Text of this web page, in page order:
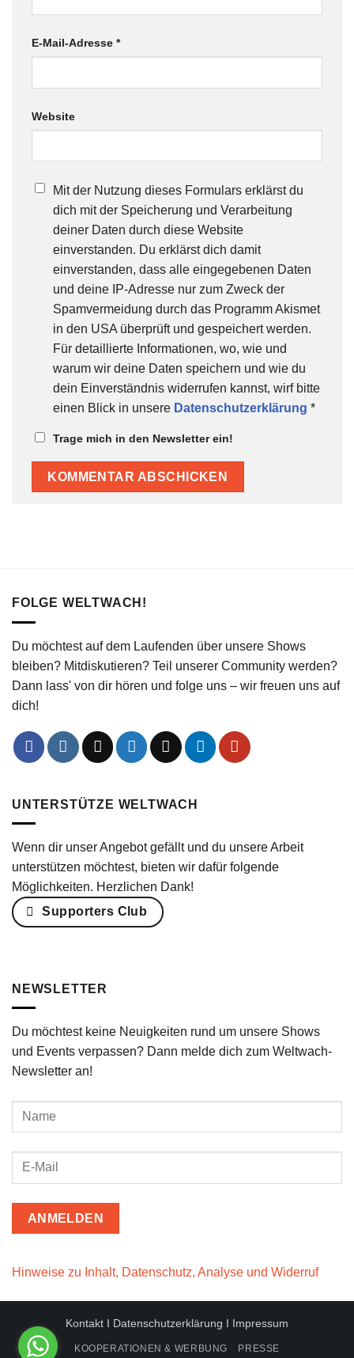
E-Mail-Adresse *
Website
Mit der Nutzung dieses Formulars erklärst du
dich mit der Speicherung und Verarbeitung
deiner Daten durch diese Website
einverstanden. Du erklärst dich damit
einverstanden, dass alle eingegebenen Daten
und deine IP-Adresse nur zum Zweck der
Spamvermeidung durch das Programm Akismet
in den USA überprüft und gespeichert werden.
Für detaillierte Informationen, wo, wie und
warum wir deine Daten speichern und wie du
dein Einverständnis widerrufen kannst, wirf bitte
einen Blick in unsere Datenschutzerklärung *
Trage mich in den Newsletter ein!
FOLGE WELTWACH!
Du möchtest auf dem Laufenden über unsere Shows
bleiben? Mitdiskutieren? Teil unserer Community werden?
Dann lass' von dir hören und folge uns – wir freuen uns auf
dich!
UNTERSTÜTZE WELTWACH
Wenn dir unser Angebot gefällt und du unsere Arbeit
unterstützen möchtest, bieten wir dafür folgende
Möglichkeiten. Herzlichen Dank!
Supporters Club
NEWSLETTER
Du möchtest keine Neuigkeiten rund um unsere Shows
und Events verpassen? Dann melde dich zum Weltwach-
Newsletter an!
Hinweise zu Inhalt, Datenschutz, Analyse und Widerruf
Kontakt I Datenschutzerklärung I Impressum
KOOPERATIONEN & WERBUNG PRESSE